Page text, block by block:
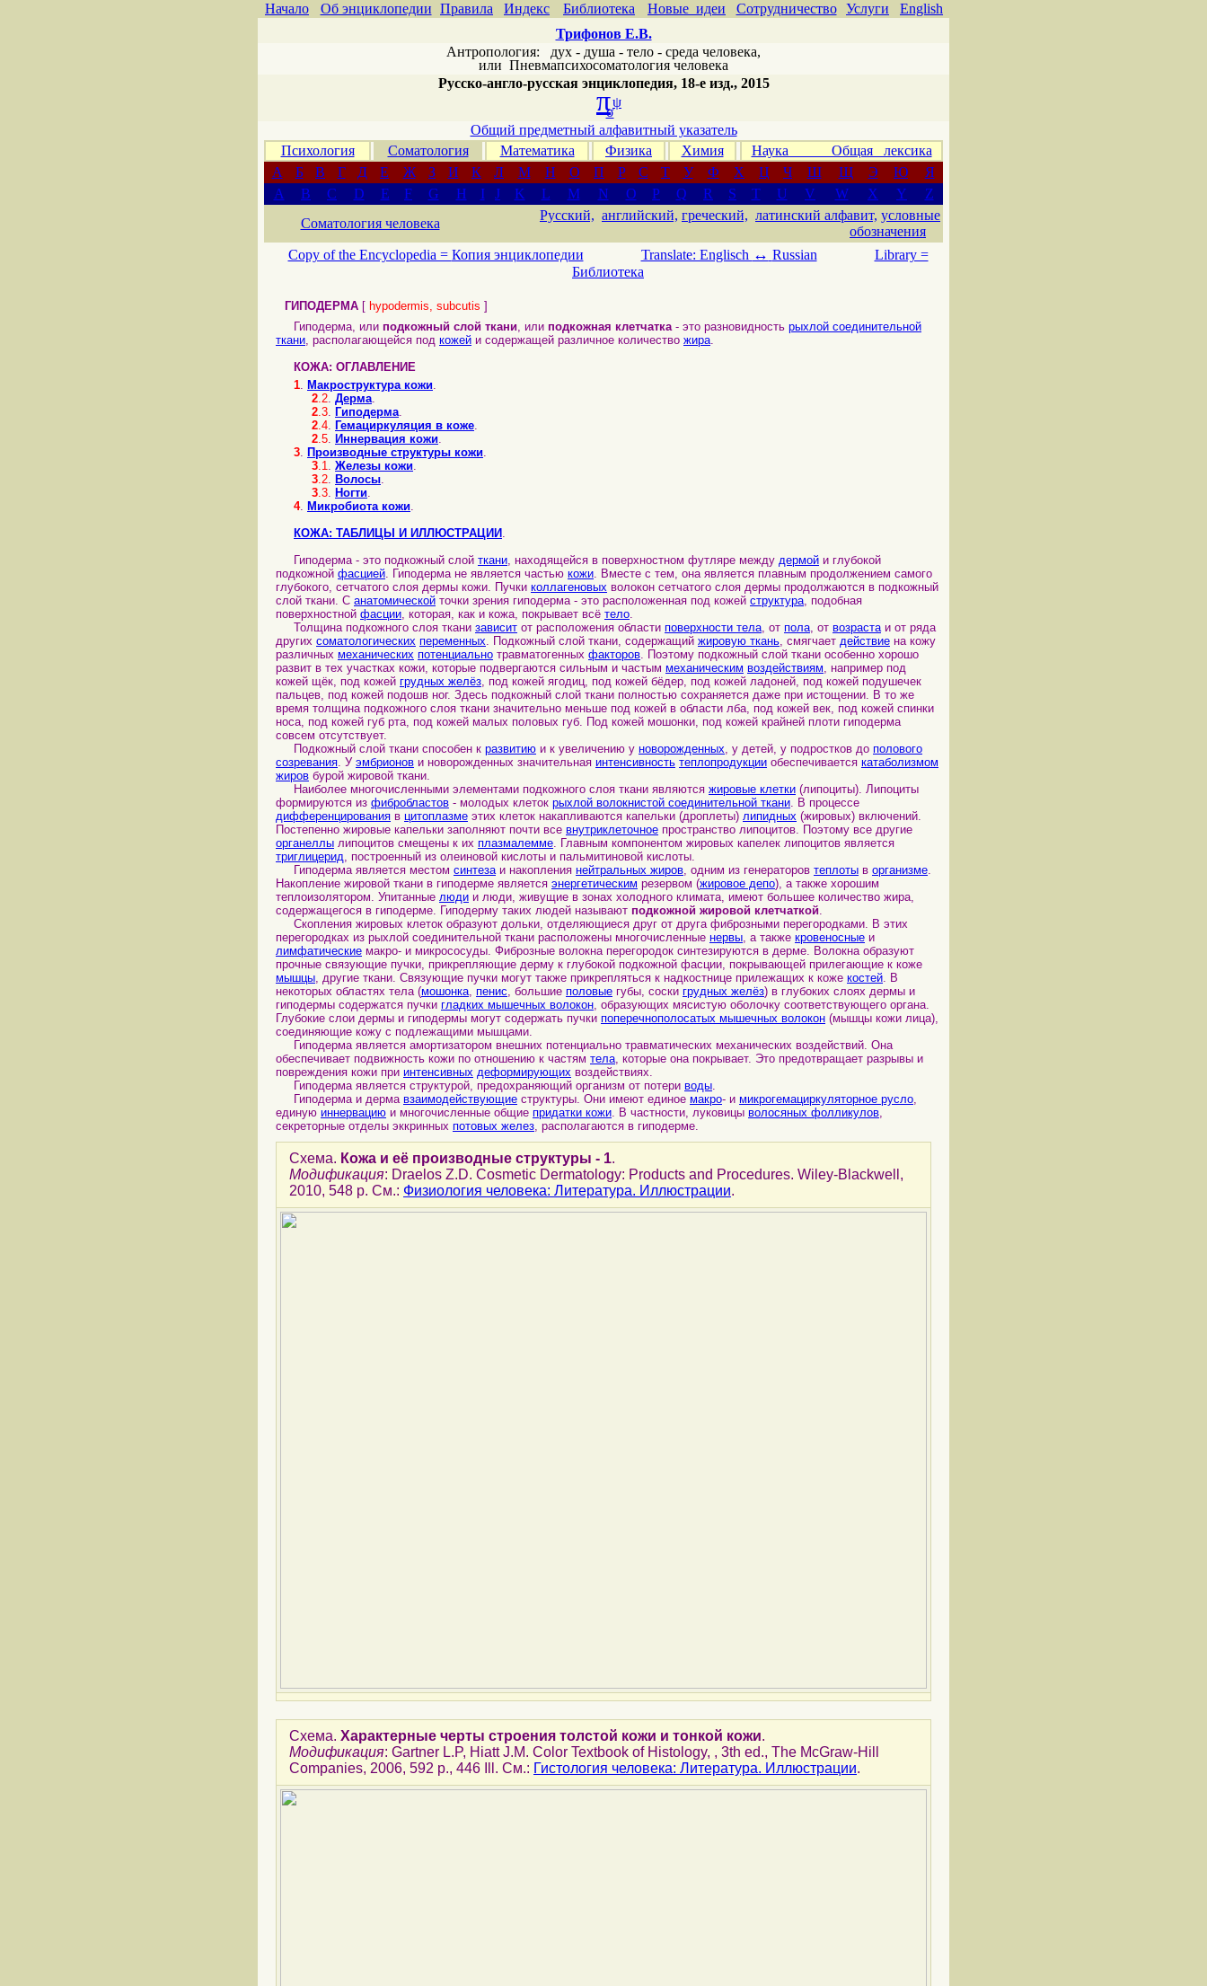
Начало Об энциклопедии Правила Индекс Библиотека Новые идеи Сотрудничество Услуги
English
Трифонов Е.В.
Антропология: дух - душа - тело - среда человека,
или Пневмапсихосоматология человека
Русско-англо-русская энциклопедия, 18-е изд., 2015
πψ
σ
Общий предметный алфавитный указатель
Психология
Соматология Математика Физика Химия
Наука Общая лексика
А
Б В Г Д Е Ж З И К Л М Н О П Р С Т У Ф Х Ц Ч Ш Щ Э Ю
Я
A
B C D E F G H I J K L M N O P Q R S T U V W X Y
Z
Соматология человека
Русский, английский, греческий, латинский алфавит, условные
обозначения
Copy of the Encyclopedia = Копия энциклопедии Translate: Englisch ↔ Russian
Library =
Библиотека
ГИПОДЕРМА [ hypodermis, subcutis ]
Гиподерма, или подкожный слой ткани, или подкожная клетчатка- это разновидность рыхлой соединительной
ткани, располагающейся под кожей и содержащей различное количество жира.
КОЖА: ОГЛАВЛЕНИЕ
1. Макроструктура кожи.
2.2. Дерма.
2.3. Гиподерма.
2.4. Гемациркуляция в коже.
2.5. Иннервация кожи.
3. Производные структуры кожи.
3.1. Железы кожи.
3.2. Волосы.
3.3. Ногти.
4. Микробиота кожи.
КОЖА: ТАБЛИЦЫ И ИЛЛЮСТРАЦИИ .
Гиподерма - это подкожный слой ткани, находящейся в поверхностном футляре между дермой и глубокой
подкожной фасцией. Гиподерма не является частью кожи. Вместе с тем, она является плавным продолжением самого
глубокого, сетчатого слоя дермы кожи. Пучки коллагеновых волокон сетчатого слоя дермы продолжаются в подкожный
слой ткани. С анатомической точки зрения гиподерма - это расположенная под кожей структура, подобная
поверхностной фасции, которая, как и кожа, покрывает всё тело.
Толщина подкожного слоя ткани зависит от расположения области поверхности тела, от пола, от возрастаи от ряда
других соматологических переменных. Подкожный слой ткани, содержащий жировую ткань, смягчает действие на кожу
различных механических потенциально травматогенных факторов. Поэтому подкожный слой ткани особенно хорошо
развит в тех участках кожи, которые подвергаются сильным и частым механическим воздействиям, например под
кожей щёк, под кожей грудных желёз, под кожей ягодиц, под кожей бёдер, под кожей ладоней, под кожей подушечек
пальцев, под кожей подошв ног. Здесь подкожный слой ткани полностью сохраняется даже при истощении. В то же
время толщина подкожного слоя ткани значительно меньше под кожей в области лба, под кожей век, под кожей спинки
носа, под кожей губ рта, под кожей малых половых губ. Под кожей мошонки, под кожей крайней плоти гиподерма
совсем отсутствует.
Подкожный слой ткани способен к развитию и к увеличению у новорожденных, у детей, у подростков до полового
созревания. У эмбрионов и новорожденных значительная интенсивность теплопродукции обеспечивается катаболизмом
жиров бурой жировой ткани.
Наиболее многочисленными элементами подкожного слоя ткани являются жировые клетки (липоциты). Липоциты
формируются из фибробластов - молодых клеток рыхлой волокнистой соединительной ткани. В процессе
дифференцирования в цитоплазме этих клеток накапливаются капельки (дроплеты) липидных (жировых) включений.
Постепенно жировые капельки заполняют почти все внутриклеточное пространство липоцитов. Поэтому все другие
органеллы липоцитов смещены к их плазмалемме. Главным компонентом жировых капелек липоцитов является
триглицерид, построенный из олеиновой кислоты и пальмитиновой кислоты.
Гиподерма является местом синтезаи накопления нейтральных жиров, одним из генераторов теплоты в организме.
Накопление жировой ткани в гиподерме является энергетическим резервом (жировое депо), а также хорошим
теплоизолятором. Упитанные люди и люди, живущие в зонах холодного климата, имеют большее количество жира,
содержащегося в гиподерме. Гиподерму таких людей называют подкожной жировой клетчаткой.
Скопления жировых клеток образуют дольки, отделяющиеся друг от друга фиброзными перегородками. В этих
перегородках из рыхлой соединительной ткани расположены многочисленные нервы, а также кровеносные и
лимфатические макро- и микрососуды. Фиброзные волокна перегородок синтезируются в дерме. Волокна образуют
прочные связующие пучки, прикрепляющие дерму к глубокой подкожной фасции, покрывающей прилегающие к коже
мышцы, другие ткани. Связующие пучки могут также прикрепляться к надкостнице прилежащих к коже костей. В
некоторых областях тела (мошонка, пенис, большие половые губы, соски грудных желёз) в глубоких слоях дермы и
гиподермы содержатся пучки гладких мышечных волокон, образующих мясистую оболочку соответствующего органа.
Глубокие слои дермы и гиподермы могут содержать пучки поперечнополосатых мышечных волокон (мышцы кожи лица),
соединяющие кожу с подлежащими мышцами.
Гиподерма является амортизатором внешних потенциально травматических механических воздействий. Она
обеспечивает подвижность кожи по отношению к частям тела, которые она покрывает. Это предотвращает разрывы и
повреждения кожи при интенсивных деформирующих воздействиях.
Гиподерма является структурой, предохраняющий организм от потери воды.
Гиподерма и дерма взаимодействующие структуры. Они имеют единое макро- и микрогемациркуляторное русло,
единую иннервацию и многочисленные общие придатки кожи. В частности, луковицы волосяных фолликулов,
секреторные отделы эккринных потовых желез, располагаются в гиподерме.
Схема. Кожа и её производные структуры - 1.
Модификация: Draelos Z.D. Cosmetic Dermatology: Products and Procedures. Wiley-Blackwell,
2010, 548 p. См.: Физиология человека: Литература. Иллюстрации.
Схема. Характерные черты строения толстой кожи и тонкой кожи.
Модификация: Gartner L.P, Hiatt J.M. Color Textbook of Histology, , 3th ed., The McGraw-Hill
Companies, 2006, 592 p., 446 Ill. См.: Гистология человека: Литература. Иллюстрации.